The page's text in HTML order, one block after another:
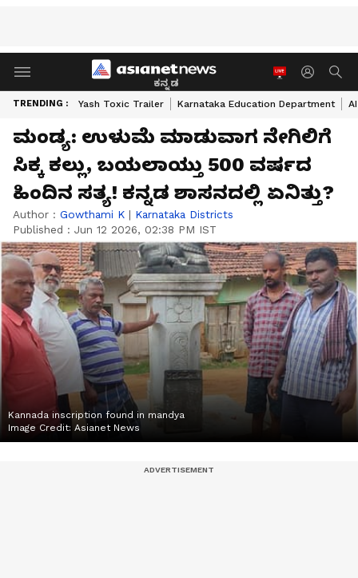
ಕನ್ನಡ
TRENDING : Yash Toxic Trailer Karnataka Education Department
ಮಂಡ್ಯ: ಉಳುಮೆ ಮಾಡುವಾಗ ನೇಗಿಲಿಗೆ
ಸಿಕ್ಕ ಕಲ್ಲು, ಬಯಲಾಯ್ತು 500 ವರ್ಷದ
ಹಿಂದಿನ ಸತ್ಯ! ಕನ್ನಡ ಶಾಸನದಲ್ಲಿ ಏನಿತ್ತು?
Author : Gowthami K | Karnataka Districts
Published : Jun 12 2026, 02:38 PM IST
Kannada inscription found in mandya
Image Credit: Asianet News